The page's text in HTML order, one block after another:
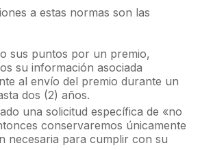
a estas normas son las
sus puntos por un premio,
su información asociada
al envío del premio durante un
dos (2) años.
una solicitud específica de «no
conservaremos únicamente
necesaria para cumplir con su